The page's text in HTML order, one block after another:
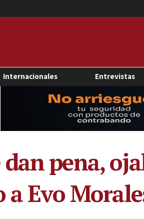
Internacionales Entrevistas
dan pena,
a Evo